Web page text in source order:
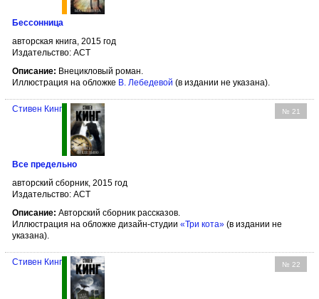
Бессонница
авторская книга, 2015 год
Издательство: АСТ
Описание: Внецикловый роман.
Иллюстрация на обложке В. Лебедевой (в издании не указана).
№ 21
Стивен Кинг
Все предельно
авторский сборник, 2015 год
Издательство: АСТ
Описание: Авторский сборник рассказов.
Иллюстрация на обложке дизайн-студии «Три кота» (в издании не
указана).
№ 22
Стивен Кинг